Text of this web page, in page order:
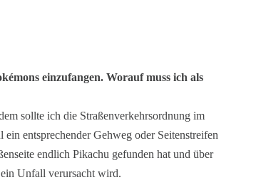
einzufangen. Worauf muss ich als
sollte ich die Straßenverkehrsordnung im
entsprechender Gehweg oder Seitenstreifen
endlich Pikachu gefunden hat und über
Unfall verursacht wird.